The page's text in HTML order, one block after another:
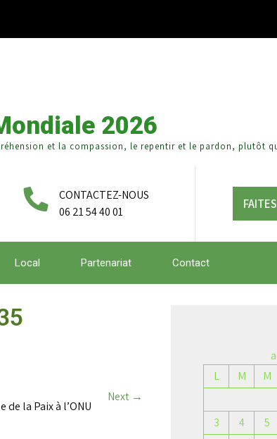
2026
et la compassion, le repentir et le pardon, plutôt
CONTACTEZ-NOUS
06 21 54 40 01
Local Partenariat Contact
Next →
la Paix à l’ONU
L
M M
3
4 5